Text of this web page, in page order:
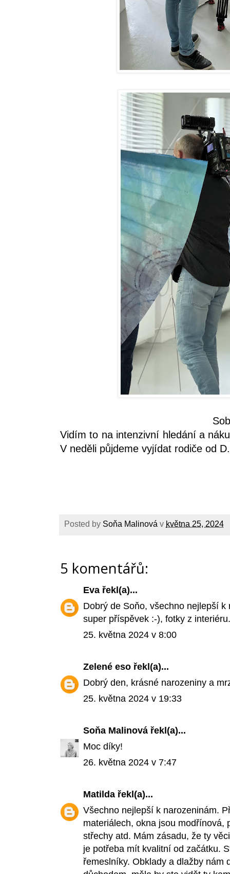
Vidím to na intenzivní hledání a
V neděli půjdeme vyjídat rodiče od D.
Posted by Soňa Malinová v května 25, 2024
5 komentářů:
Eva řekl(a)...
Dobrý de Soňo, všechno nejlepší
super příspěvek :-), fotky z interiéru.
25. května 2024 v 8:00
Zelené eso řekl(a)...
Dobrý den, krásné narozeniny a
25. května 2024 v 19:33
Soňa Malinová řekl(a)...
Moc díky!
26. května 2024 v 7:47
Matilda řekl(a)...
Všechno nejlepší k narozeninám.
materiálech, okna jsou modřínová,
střechy atd. Mám zásadu, že ty
je potřeba mít kvalitní od začátku.
řemeslníky. Obklady a dlažby nám